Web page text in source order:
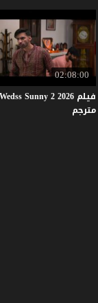
02:08:00
فيلم Ginny Wedss Sunny 2 2026
مترجم